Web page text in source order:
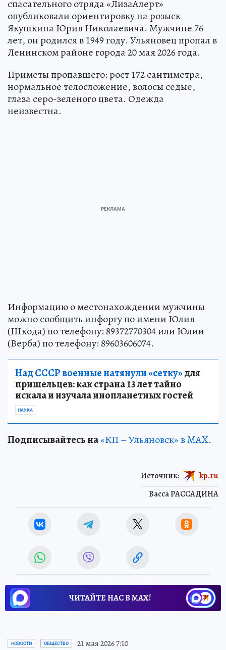
спасательного отряда «ЛизаАлерт»
опубликовали ориентировку на розыск
Якушкина Юрия Николаевича. Мужчине 76
лет, он родился в 1949 году. Ульяновец пропал в
Ленинском районе города 20 мая 2026 года.
Приметы пропавшего: рост 172 сантиметра,
нормальное телосложение, волосы седые,
глаза серо-зеленого цвета. Одежда
неизвестна.
Информацию о местонахождении мужчины
можно сообщить инфоргу по имени Юлия
(Шкода) по телефону: 89372770304 или Юлии
(Верба) по телефону: 89603606074.
Над СССР военные натянули «сетку»для
пришельцев: как страна 13 лет тайно
искала и изучала инопланетных гостей
НАУКА
Подписывайтесь на«КП – Ульяновск» в MAX.
Васса РАССАДИНА
Источник: kp.ru
ЧИТАЙТЕ НАС В МАХ!
НОВОСТИ ОБЩЕСТВО 21 мая 2026 7:10